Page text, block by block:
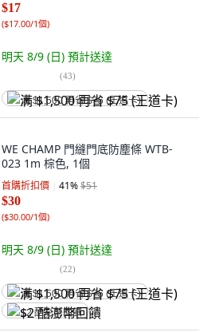
$17
($17.00/1個)
明天 8/9 (日) 預計送達
(43)
满 $1,500 再省 $75 (王道卡)
WE CHAMP 門縫門底防塵條 WTB-
023 1m 棕色, 1個
首購折扣價 41%$51
$30
($30.00/1個)
明天 8/9 (日) 預計送達
(22)
满 $1,500 再省 $75 (王道卡)
$2 酷澎幣回饋